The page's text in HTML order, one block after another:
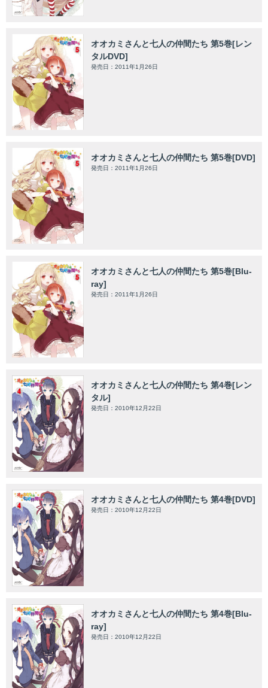
オオカミさんと七人の仲間たち 第5巻[レン
タルDVD]
発売日：2011年1月26日
オオカミさんと七人の仲間たち 第5巻[DVD]
発売日：2011年1月26日
オオカミさんと七人の仲間たち 第5巻[Blu-
ray]
発売日：2011年1月26日
オオカミさんと七人の仲間たち 第4巻[レン
タル]
発売日：2010年12月22日
オオカミさんと七人の仲間たち 第4巻[DVD]
発売日：2010年12月22日
オオカミさんと七人の仲間たち 第4巻[Blu-
ray]
発売日：2010年12月22日